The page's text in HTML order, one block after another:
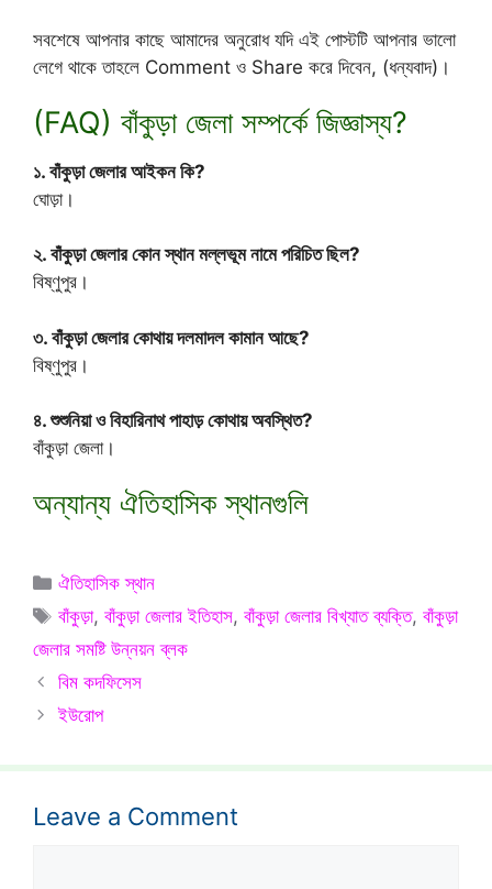
সবশেষে আপনার কাছে আমাদের অনুরোধ যদি এই পোস্টটি আপনার ভালো
লেগে থাকে তাহলে Comment ও Share করে দিবেন, (ধন্যবাদ)।
(FAQ) বাঁকুড়া জেলা সম্পর্কে জিজ্ঞাস্য?
১. বাঁকুড়া জেলার আইকন কি?
ঘোড়া।
২. বাঁকুড়া জেলার কোন স্থান মল্লভূম নামে পরিচিত ছিল?
বিষ্ণুপুর।
৩. বাঁকুড়া জেলার কোথায় দলমাদল কামান আছে?
বিষ্ণুপুর।
৪. শুশুনিয়া ও বিহারিনাথ পাহাড় কোথায় অবস্থিত?
বাঁকুড়া জেলা।
অন্যান্য ঐতিহাসিক স্থানগুলি
Categories
ঐতিহাসিক স্থান
Tags
বাঁকুড়া,বাঁকুড়া জেলার ইতিহাস,বাঁকুড়া জেলার বিখ্যাত ব্যক্তি,বাঁকুড়া
জেলার সমষ্টি উন্নয়ন ব্লক
বিম কদফিসেস
ইউরোপ
Leave a Comment